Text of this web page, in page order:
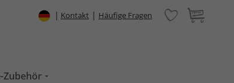
| Kontakt | Häufige Fragen
Zubehör